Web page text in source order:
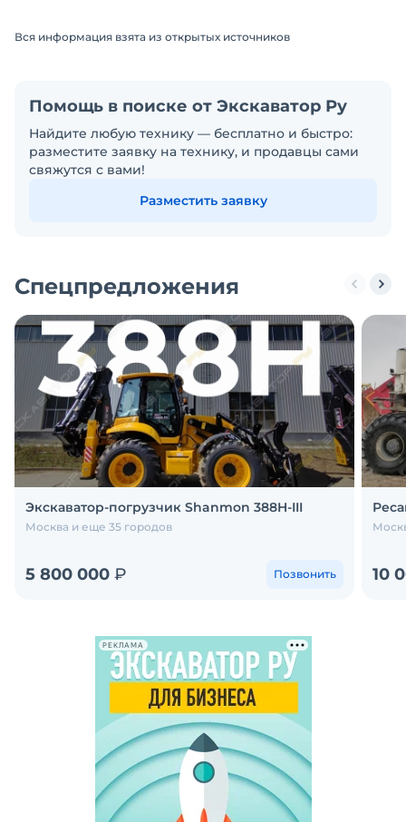
Вся информация взята из открытых источников
Помощь в поиске от Экскаватор Ру
Найдите любую технику — бесплатно и быстро:
разместите заявку на технику, и продавцы сами
свяжутся с вами!
Разместить заявку
Спецпредложения
Экскаватор-погрузчик Shanmon 388H-III
Москва и еще 35 городов
5 800 000 ₽ Позвонить 10
РЕКЛАМА